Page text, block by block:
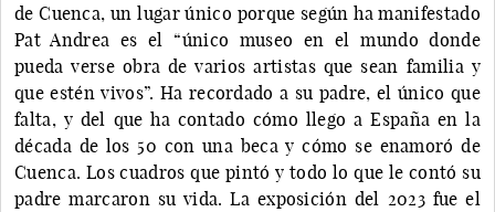
de Cuenca, un lugar único porque según ha manifestado
Pat Andrea es el “único museo en el mundo donde
pueda verse obra de varios artistas que sean familia y
que estén vivos”. Ha recordado a su padre, el único que
falta, y del que ha contado cómo llego a España en la
década de los 50 con una beca y cómo se enamoró de
Cuenca. Los cuadros que pintó y todo lo que le contó su
padre marcaron su vida. La exposición del 2023 fue el